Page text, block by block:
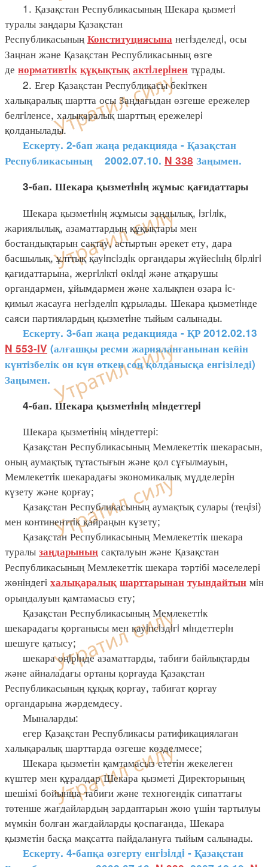
1. Қазақстан Республикасының Шекара қызметi
туралы заңдары Қазақстан
Республикасының Конституциясына негiзделедi, осы
Заңнан және Қазақстан Республикасының өзге
де нормативтiк құқықтық актiлерiнен тұрады.
2. Егер Қазақстан Республикасы бекiткен
халықаралық шартта осы Заңдағыдан өзгеше ережелер
белгiленсе, халықаралық шарттың ережелерi
қолданылады.
Ескерту. 2-бап жаңа редакцияда - Қазақстан
Республикасының 2002.07.10. N 338 Заңымен.
3-бап. Шекара қызметiнiң жұмыс қағидаттары
Шекара қызметiнiң жұмысы заңдылық, iзгiлiк,
жариялылық, азаматтардың құқықтары мен
бостандықтарын сақтау, астыртын әрекет ету, дара
басшылық, ұлттық қауiпсiздiк органдары жүйесiнiң бiрлiгi
қағидаттарына, жергiлiктi өкiлдi және атқарушы
органдармен, ұйымдармен және халықпен өзара iс-
қимыл жасауға негiзделiп құрылады. Шекара қызметiнде
саяси партиялардың қызметiне тыйым салынады.
Ескерту. 3-бап жаңа редакцияда - ҚР 2012.02.13
N 553-IV (алғашқы ресми жарияланғанынан кейін
күнтізбелік он күн өткен соң қолданысқа енгізіледі)
Заңымен.
4-бап. Шекара қызметiнiң мiндеттерi
Шекара қызметiнiң мiндеттерi:
Қазақстан Республикасының Мемлекеттiк шекарасын,
оның аумақтық тұтастығын және қол сұғылмауын,
Мемлекеттiк шекарадағы экономикалық мүдделерiн
күзету және қорғау;
Қазақстан Республикасының аумақтық сулары (теңiзi)
мен континенттiк қайраңын күзету;
Қазақстан Республикасының Мемлекеттiк шекара
туралы заңдарының сақталуын және Қазақстан
Республикасының Мемлекеттiк шекара тәртiбi мәселелерi
жөнiндегi халықаралық шарттарынан туындайтын
орындалуын қамтамасыз ету;
Қазақстан Республикасының Мемлекеттiк
шекарадағы қорғанысы мен қауiпсiздiгi мiндеттерiн
шешуге қатысу;
шекара өңiрiнде азаматтарды, табиғи байлықтарды
және айналадағы ортаны қорғауда Қазақстан
Республикасының құқық қорғау, табиғат қорғау
органдарына жәрдемдесу.
Мыналарды:
егер Қазақстан Республикасы ратификациялаған
халықаралық шарттарда өзгеше көзделмесе;
Шекара қызметін қамтамасыз ететін жекелеген
күштер мен құралдар Шекара қызметі Директорының
шешімі бойынша табиғи және техногендік сипаттағы
төтенше жағдайлардың зардаптарын жою үшін тартылуы
мүмкін болған жағдайларды қоспағанда, Шекара
қызметін басқа мақсатта пайдалануға тыйым салынады.
Ескерту. 4-бапқа өзгерту енгiзiлдi - Қазақстан